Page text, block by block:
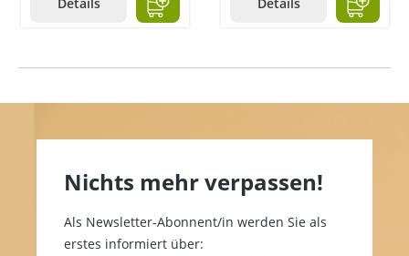
Details Details
Nichts mehr verpassen!
Als Newsletter-Abonnent/in werden Sie als
erstes informiert über: